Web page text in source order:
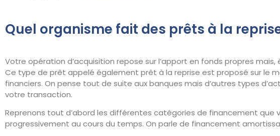
Quel organisme fait des prêts à la
Votre opération d’acquisition repose sur l’apport en fonds propres
Ce type de prêt appelé également prêt à la reprise est proposé sur le
financiers. On pense tout de suite aux banques mais d’autres types
votre transaction.
Reprenons tout d’abord les différentes catégories de financement que
progressivement au cours du temps. On parle de financement